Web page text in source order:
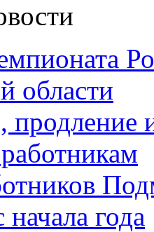
области
продление
начала года